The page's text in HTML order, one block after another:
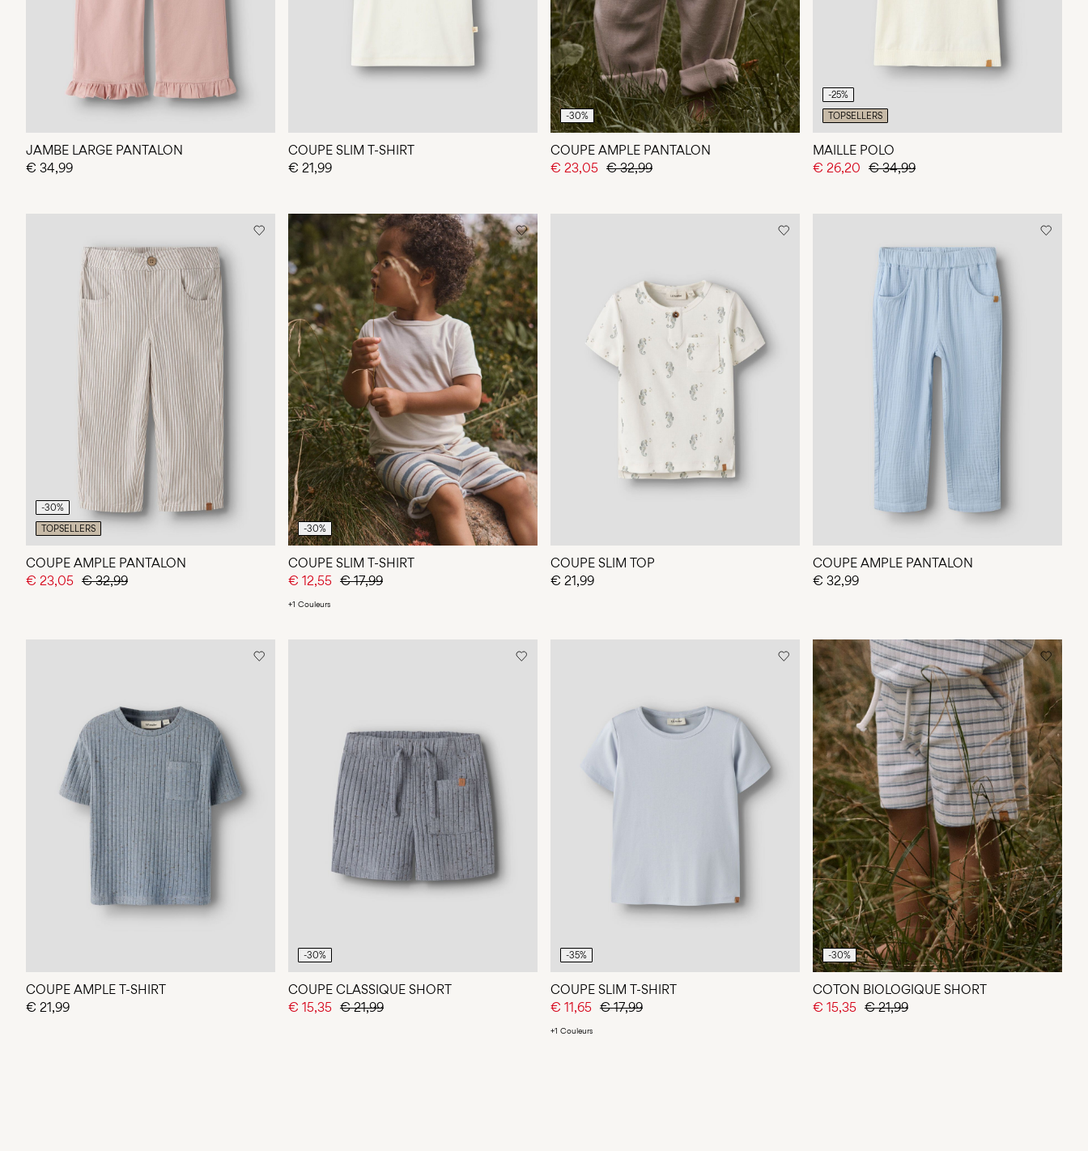
JAMBE LARGE PANTALON
€ 34,99
COUPE SLIM T-SHIRT
€ 21,99
-30%
COUPE AMPLE PANTALON
€ 23,05 € 32,99
-25%
TOPSELLERS
MAILLE POLO
€ 26,20 € 34,99
-30%
TOPSELLERS
COUPE AMPLE PANTALON
€ 23,05 € 32,99
-30%
COUPE SLIM T-SHIRT
€ 12,55 € 17,99
+1 Couleurs
COUPE SLIM TOP
€ 21,99
COUPE AMPLE PANTALON
€ 32,99
COUPE AMPLE T-SHIRT
€ 21,99
-30%
COUPE CLASSIQUE SHORT
€ 15,35 € 21,99
-35%
COUPE SLIM T-SHIRT
€ 11,65 € 17,99
+1 Couleurs
-30%
COTON BIOLOGIQUE SHORT
€ 15,35 € 21,99